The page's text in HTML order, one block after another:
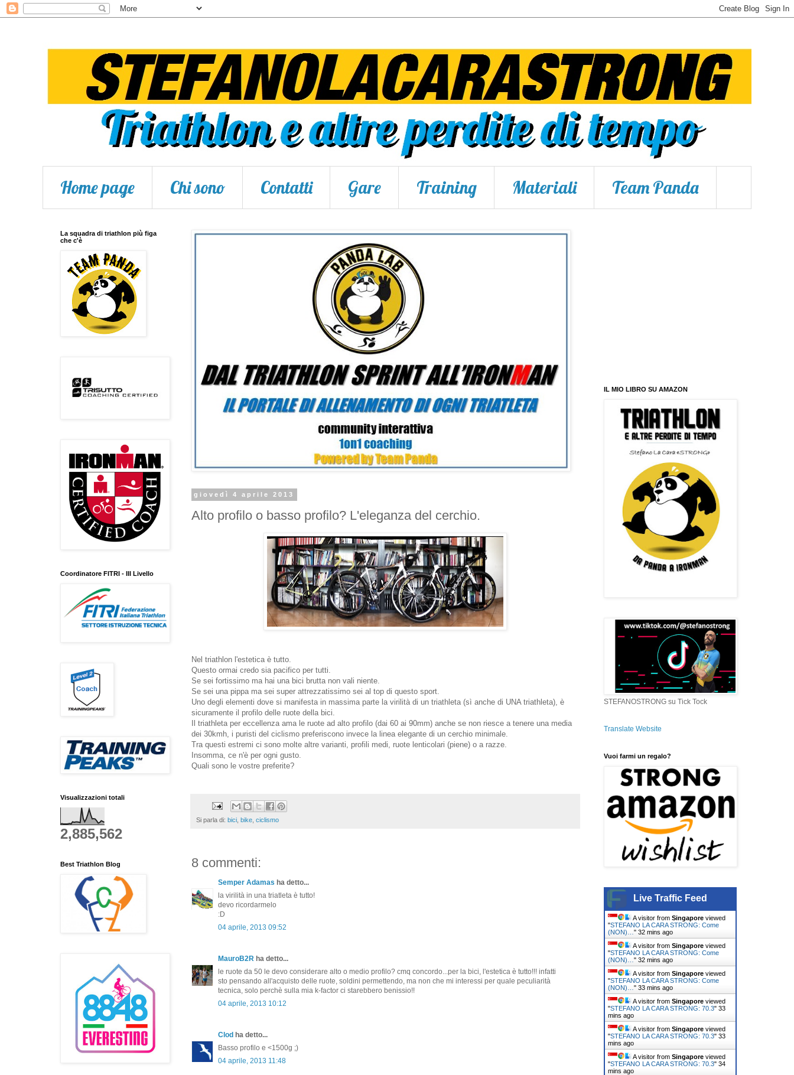
Home page Chi sono Contatti Gare Training Materiali Team Panda
giovedì 4 aprile 2013
Alto profilo o basso profilo? L'eleganza del cerchio.
Nel triathlon l'estetica è tutto.
Questo ormai credo sia pacifico per tutti.
Se sei fortissimo ma hai una bici brutta non vali niente.
Se sei una pippa ma sei super attrezzatissimo sei al top di questo sport.
Uno degli elementi dove si manifesta in massima parte la virilità di un triathleta (sì anche di UNA triathleta), è
sicuramente il profilo delle ruote della bici.
Il triathleta per eccellenza ama le ruote ad alto profilo (dai 60 ai 90mm) anche se non riesce a tenere una media
dei 30kmh, i puristi del ciclismo preferiscono invece la linea elegante di un cerchio minimale.
Tra questi estremi ci sono molte altre varianti, profili medi, ruote lenticolari (piene) o a razze.
Insomma, ce n'è per ogni gusto.
Quali sono le vostre preferite?
Si parla di: bici bike ciclismo
8 commenti:
Semper Adamas ha detto...
la virilità in una triatleta è tutto!
devo ricordarmelo
:D
04 aprile, 2013 09:52
MauroB2R ha detto...
le ruote da 50 le devo considerare alto o medio profilo? cmq concordo...per la bici, l'estetica è tutto!!! infatti
sto pensando all'acquisto delle ruote, soldini permettendo, ma non che mi interessi per quale peculiarità
tecnica, solo perchè sulla mia k-factor ci starebbero benissio!!
04 aprile, 2013 10:12
Clod ha detto...
Basso profilo e <1500g ;)
04 aprile, 2013 11:48
La squadra di triathlon più figa
che c'è
Coordinatore FITRI - III Livello
Visualizzazioni totali
2,885,562
Best Triathlon Blog
IL MIO LIBRO SU AMAZON
STEFANOSTRONG su Tick Tock
Translate Website
Vuoi farmi un regalo?
Live Traffic Feed
A visitor from Singapore viewed
"STEFANO LA CARA STRONG: Come
(NON)… " 32 mins ago
A visitor from Singapore viewed
"STEFANO LA CARA STRONG: Come
(NON)… " 32 mins ago
A visitor from Singapore viewed
"STEFANO LA CARA STRONG: Come
(NON)… " 33 mins ago
A visitor from Singapore viewed
"STEFANO LA CARA STRONG: 70.3" 33
mins ago
A visitor from Singapore viewed
"STEFANO LA CARA STRONG: 70.3" 33
mins ago
A visitor from Singapore viewed
"STEFANO LA CARA STRONG: 70.3" 34
mins ago